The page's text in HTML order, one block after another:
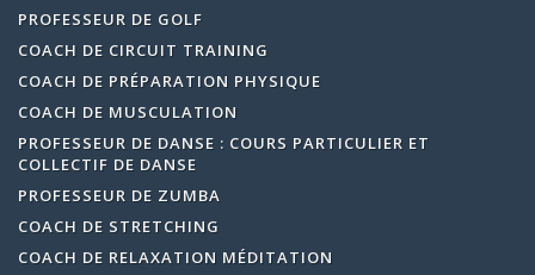
PROFESSEUR DE GOLF
COACH DE CIRCUIT TRAINING
COACH DE PRÉPARATION PHYSIQUE
COACH DE MUSCULATION
PROFESSEUR DE DANSE : COURS PARTICULIER ET
COLLECTIF DE DANSE
PROFESSEUR DE ZUMBA
COACH DE STRETCHING
COACH DE RELAXATION MÉDITATION